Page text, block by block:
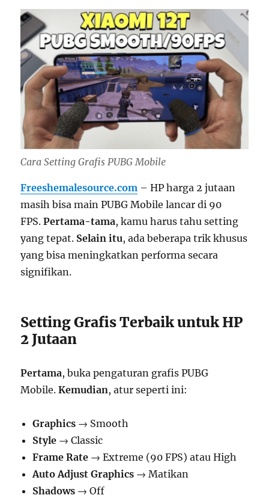
Cara Setting Grafis PUBG Mobile
Freeshemalesource.com – HP harga 2 jutaan
masih bisa main PUBG Mobile lancar di 90
FPS.Pertama-tama, kamu harus tahu setting
yang tepat. Selain itu, ada beberapa trik khusus
yang bisa meningkatkan performa secara
signifikan.
Setting Grafis Terbaik untuk HP
2 Jutaan
Pertama, buka pengaturan grafis PUBG
Mobile.Kemudian, atur seperti ini:
Graphics → Smooth
Style → Classic
Frame Rate → Extreme (90 FPS) atau High
Auto Adjust Graphics → Matikan
Shadows → Off